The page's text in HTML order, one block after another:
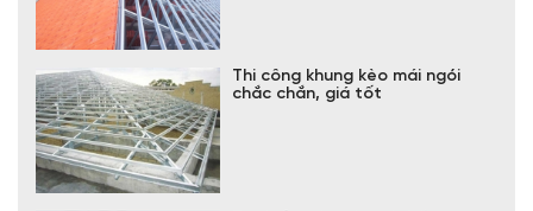
Thi công khung kèo mái ngói
chắc chắn, giá tốt